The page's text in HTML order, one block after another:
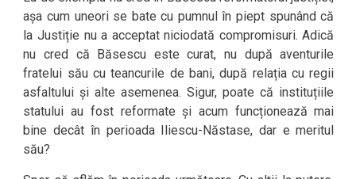
așa cum uneori se bate cu pumnul în piept spunând că
la Justiție nu a acceptat niciodată compromisuri. Adică
nu cred că Băsescu este curat, nu după aventurile
fratelui său cu teancurile de bani, după relația cu regii
asfaltului și alte asemenea. Sigur, poate că instituțiile
statului au fost reformate și acum funcționează mai
bine decât în perioada Iliescu-Năstase, dar e meritul
său?